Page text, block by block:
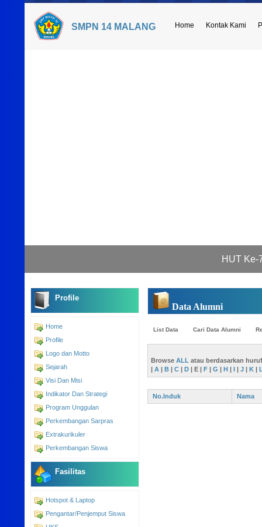
SMPN 14 MALANG Home Kontak Kami
HUT Ke-
Profile
Home
Profile
Logo dan Motto
Sejarah
Visi Dan Misi
Indikator Dan Strategi
Program Unggulan
Perkembangan Sarpras
Extrakurikuler
Perkembangan Siswa
Fasilitas
Hotspot & Laptop
Pengantar/Penjemput Siswa
Data Alumni
List Data Cari Data Alumni
BrowseALL atau berdasarkan
|A |B |C |D |E |F |G |H |I |J |K |
No.Induk Nama